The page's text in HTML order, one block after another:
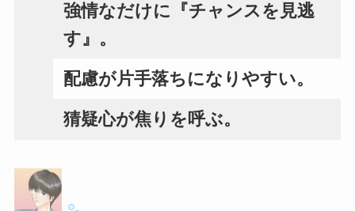
強情なだけに『チャンスを見逃
す』。
配慮が片手落ちになりやすい。
猜疑心が焦りを呼ぶ。